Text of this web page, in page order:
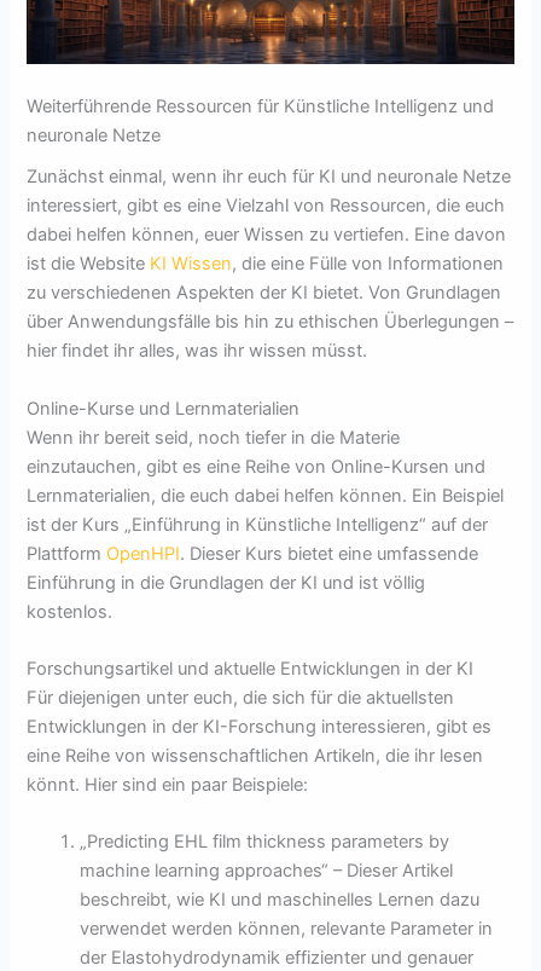
Weiterführende Ressourcen für Künstliche Intelligenz und
neuronale Netze
Zunächst einmal, wenn ihr euch für KI und neuronale Netze
interessiert, gibt es eine Vielzahl von Ressourcen, die euch
dabei helfen können, euer Wissen zu vertiefen. Eine davon
ist die Website KI Wissen, die eine Fülle von Informationen
zu verschiedenen Aspekten der KI bietet. Von Grundlagen
über Anwendungsfälle bis hin zu ethischen Überlegungen –
hier findet ihr alles, was ihr wissen müsst.
Online-Kurse und Lernmaterialien
Wenn ihr bereit seid, noch tiefer in die Materie
einzutauchen, gibt es eine Reihe von Online-Kursen und
Lernmaterialien, die euch dabei helfen können. Ein Beispiel
ist der Kurs „Einführung in Künstliche Intelligenz“ auf der
Plattform OpenHPI. Dieser Kurs bietet eine umfassende
Einführung in die Grundlagen der KI und ist völlig
kostenlos.
Forschungsartikel und aktuelle Entwicklungen in der KI
Für diejenigen unter euch, die sich für die aktuellsten
Entwicklungen in der KI-Forschung interessieren, gibt es
eine Reihe von wissenschaftlichen Artikeln, die ihr lesen
könnt. Hier sind ein paar Beispiele:
„Predicting EHL film thickness parameters by
machine learning approaches“ – Dieser Artikel
beschreibt, wie KI und maschinelles Lernen dazu
verwendet werden können, relevante Parameter in
der Elastohydrodynamik effizienter und genauer